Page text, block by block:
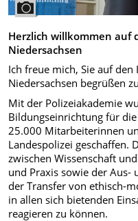
Herzlich willkommen auf
Niedersachsen
Ich freue mich, Sie auf
Niedersachsen begrüßen
Mit der Polizeiakademie
Bildungseinrichtung für
25.000 Mitarbeiterinnen
Landespolizei geschaffen.
zwischen Wissenschaft
und Praxis sowie der
der Transfer von ethisch-
in allen sich bietenden
reagieren zu können.